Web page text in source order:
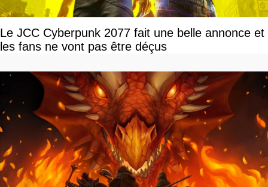
Le JCC Cyberpunk 2077 fait une belle annonce et
les fans ne vont pas être déçus